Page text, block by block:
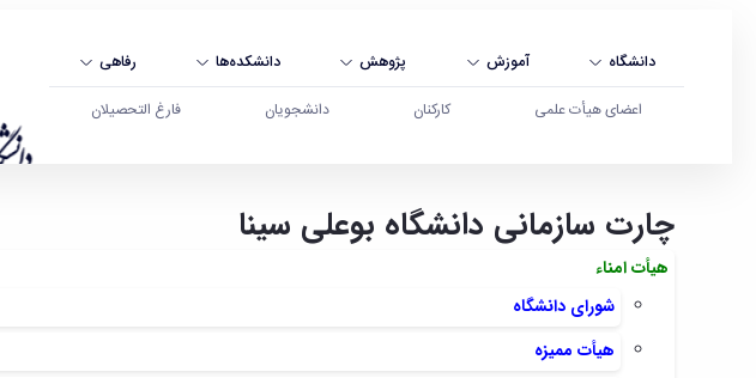
دانشگاه آموزش پژوهش دانشکده‌ها رفاهی
اعضای هیأت علمی کارکنان دانشجویان فارغ التحصیلان
ساختار سازمانی - دانشگاه بوعلی سینا همدان
چارت سازمانی دانشگاه بوعلی سینا
هیأت امناء
شورای دانشگاه
هیأت ممیزه